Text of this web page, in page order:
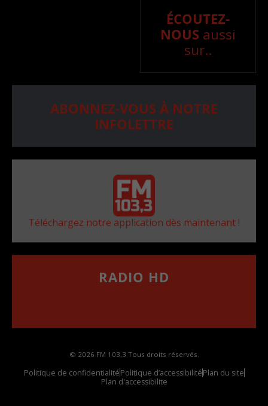
ÉCOUTEZ-
NOUS aussi
sur..
ABONNEZ-VOUS À NOTRE
INFOLETTRE
Téléchargez notre application dès maintenant !
RADIO HD
© 2026 FM 103,3 Tous droits réservés.
Politique de confidentialitéPolitique d’accessibilitéPlan du site
Plan d'accessibilite